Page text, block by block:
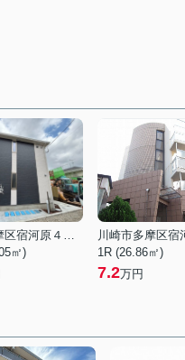
川崎市多摩区宿河原４丁目
㎡)
1R (26.86㎡)
7.2万円